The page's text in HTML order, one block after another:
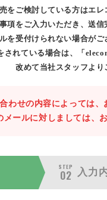
をご検討している方はエ
項をご入力いただき、送信
を受付けられない場合が
されている場合は、「
改めて当社スタッフより
わせの内容によっては、
メールに対しましては、
STEP
02 入力